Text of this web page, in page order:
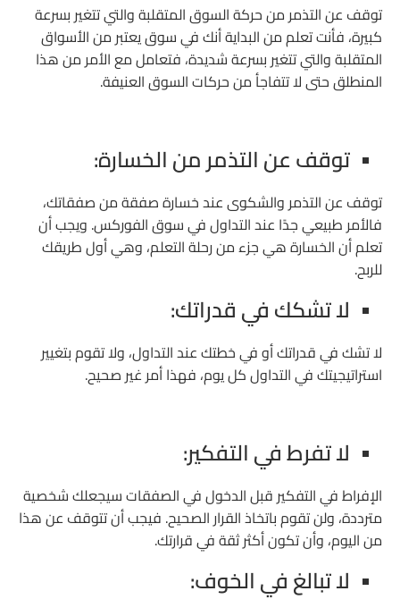
توقف عن التذمر من حركة السوق المتقلبة والتي تتغير بسرعة
كبيرة، فأنت تعلم من البداية أنك في سوق يعتبر من الأسواق
المتقلبة والتي تتغير بسرعة شديدة، فتعامل مع الأمر من هذا
المنطلق حتى لا تتفاجأ من حركات السوق العنيفة.
توقف عن التذمر من الخسارة:
توقف عن التذمر والشكوى عند خسارة صفقة من صفقاتك،
فالأمر طبيعي جدًا عند التداول في سوق الفوركس. ويجب أن
تعلم أن الخسارة هي جزء من رحلة التعلم، وهي أول طريقك
للربح.
لا تشكك في قدراتك:
لا تشك في قدراتك أو في خطتك عند التداول، ولا تقوم بتغيير
استراتيجيتك في التداول كل يوم، فهذا أمر غير صحيح.
لا تفرط في التفكير:
الإفراط في التفكير قبل الدخول في الصفقات سيجعلك شخصية
مترددة، ولن تقوم باتخاذ القرار الصحيح. فيجب أن تتوقف عن هذا
من اليوم، وأن تكون أكثر ثقة في قرارتك.
لا تبالغ في الخوف: